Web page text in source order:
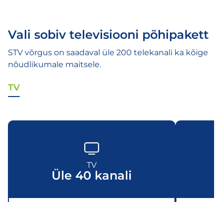
Vali sobiv televisiooni põhipakett
STV võrgus on saadaval üle 200 telekanali ka kõige
nõudlikumale maitsele.
TV
TV
Üle 40 kanali